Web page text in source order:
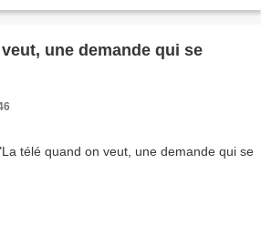
une demande qui se